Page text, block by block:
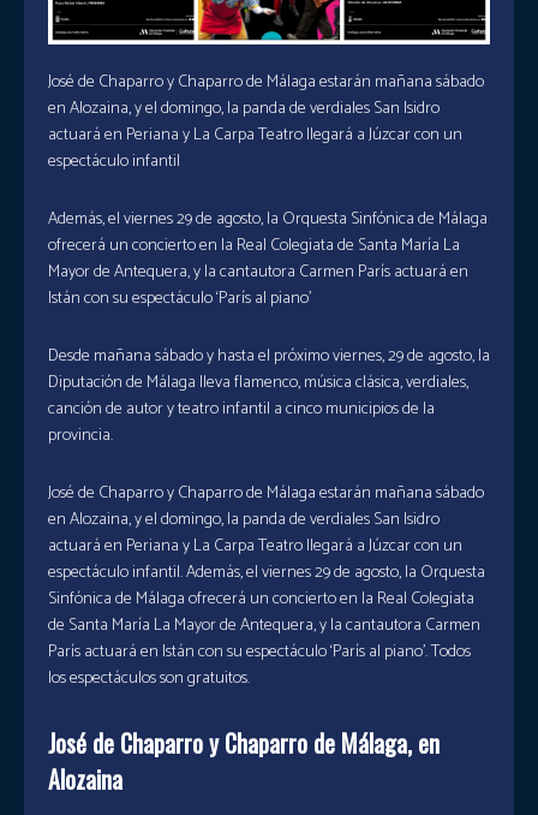
José de Chaparro y Chaparro de Málaga estarán mañana sábado
en Alozaina, y el domingo, la panda de verdiales San Isidro
actuará en Periana y La Carpa Teatro llegará a Júzcar con un
espectáculo infantil
Además, el viernes 29 de agosto, la Orquesta Sinfónica de Málaga
ofrecerá un concierto en la Real Colegiata de Santa María La
Mayor de Antequera, y la cantautora Carmen París actuará en
Istán con su espectáculo ‘París al piano’
Desde mañana sábado y hasta el próximo viernes, 29 de agosto, la
Diputación de Málaga lleva flamenco, música clásica, verdiales,
canción de autor y teatro infantil a cinco municipios de la
provincia.
José de Chaparro y Chaparro de Málaga estarán mañana sábado
en Alozaina, y el domingo, la panda de verdiales San Isidro
actuará en Periana y La Carpa Teatro llegará a Júzcar con un
espectáculo infantil. Además, el viernes 29 de agosto, la Orquesta
Sinfónica de Málaga ofrecerá un concierto en la Real Colegiata
de Santa María La Mayor de Antequera, y la cantautora Carmen
París actuará en Istán con su espectáculo ‘París al piano’. Todos
los espectáculos son gratuitos.
José de Chaparro y Chaparro de Málaga, en
Alozaina